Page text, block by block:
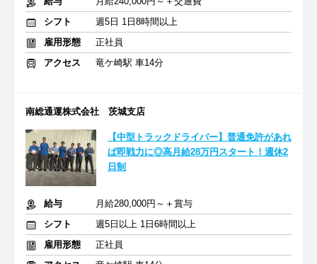
シフト
週5日 1日8時間以上
雇用形態
正社員
アクセス
竜ケ崎駅 車14分
南総通運株式会社 茨城支店
【中型トラックドライバー】普通免許があれ
ば即戦力に◎高月給28万円スタート！週休2
日制
給与
月給280,000円～＋賞与
シフト
週5日以上 1日6時間以上
雇用形態
正社員